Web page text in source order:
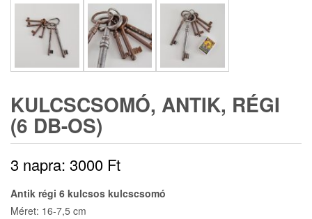
KULCSCSOMÓ, ANTIK, RÉGI
(6 DB-OS)
3 napra: 3000 Ft
Antik régi 6 kulcsos kulcscsomó
Méret: 16-7,5 cm